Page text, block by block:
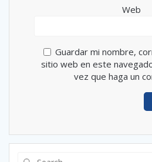
Web
Guardar mi nombre,
sitio web en este
vez que haga un